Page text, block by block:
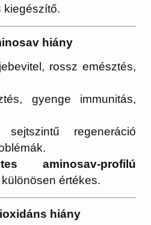
kiegészítő.
hiány
rossz emésztés,
gyenge immunitás,
sejtszintű regeneráció
aminosav-profilú
különösen értékes.
hiány